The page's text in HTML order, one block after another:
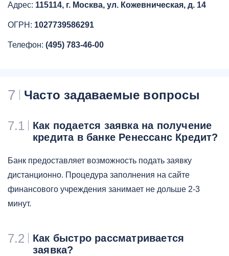
Адрес: 115114, г. Москва, ул. Кожевническая, д. 14
ОГРН: 1027739586291
Телефон: (495) 783-46-00
7 Часто задаваемые вопросы
7.1
Как подается заявка на получение
кредита в банке Ренессанс Кредит?
Банк предоставляет возможность подать заявку
дистанционно. Процедура заполнения на сайте
финансового учреждения занимает не дольше 2-3
минут.
7.2
Как быстро рассматривается
заявка?